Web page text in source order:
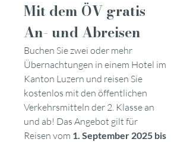
Mit dem ÖV gratis
An- und Abreisen
Buchen Sie zwei oder mehr
Übernachtungen in einem Hotel im
Kanton Luzern und reisen Sie
kostenlos mit den öffentlichen
Verkehrsmitteln der 2. Klasse an
und ab! Das Angebot gilt für
Reisen vom 1. September 2025 bis